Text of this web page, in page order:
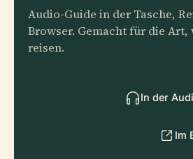
Audio-Guide in der Tasche,
Browser. Gemacht für die
reisen.
In der
Im